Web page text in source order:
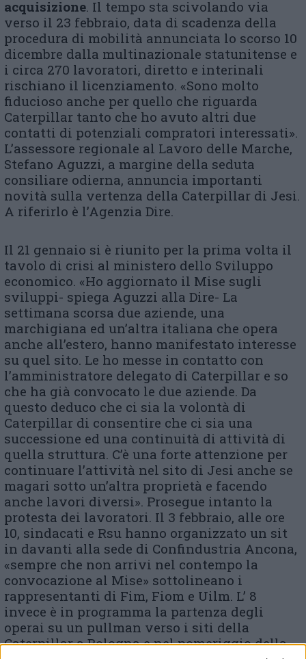
acquisizione. Il tempo sta scivolando via
verso il 23 febbraio, data di scadenza della
procedura di mobilità annunciata lo scorso 10
dicembre dalla multinazionale statunitense e
i circa 270 lavoratori, diretto e interinali
rischiano il licenziamento. «Sono molto
fiducioso anche per quello che riguarda
Caterpillar tanto che ho avuto altri due
contatti di potenziali compratori interessati».
L’assessore regionale al Lavoro delle Marche,
Stefano Aguzzi, a margine della seduta
consiliare odierna, annuncia importanti
novità sulla vertenza della Caterpillar di Jesi.
A riferirlo è l’Agenzia Dire.
Il 21 gennaio si è riunito per la prima volta il
tavolo di crisi al ministero dello Sviluppo
economico. «Ho aggiornato il Mise sugli
sviluppi- spiega Aguzzi alla Dire- La
settimana scorsa due aziende, una
marchigiana ed un’altra italiana che opera
anche all’estero, hanno manifestato interesse
su quel sito. Le ho messe in contatto con
l’amministratore delegato di Caterpillar e so
che ha già convocato le due aziende. Da
questo deduco che ci sia la volontà di
Caterpillar di consentire che ci sia una
successione ed una continuità di attività di
quella struttura. C’è una forte attenzione per
continuare l’attività nel sito di Jesi anche se
magari sotto un’altra proprietà e facendo
anche lavori diversi». Prosegue intanto la
protesta dei lavoratori. Il 3 febbraio, alle ore
10, sindacati e Rsu hanno organizzato un sit
in davanti alla sede di Confindustria Ancona,
«sempre che non arrivi nel contempo la
convocazione al Mise» sottolineano i
rappresentanti di Fim, Fiom e Uilm. L’ 8
invece è in programma la partenza degli
operai su un pullman verso i siti della
Caterpillar a Bologna e nel pomeriggio della